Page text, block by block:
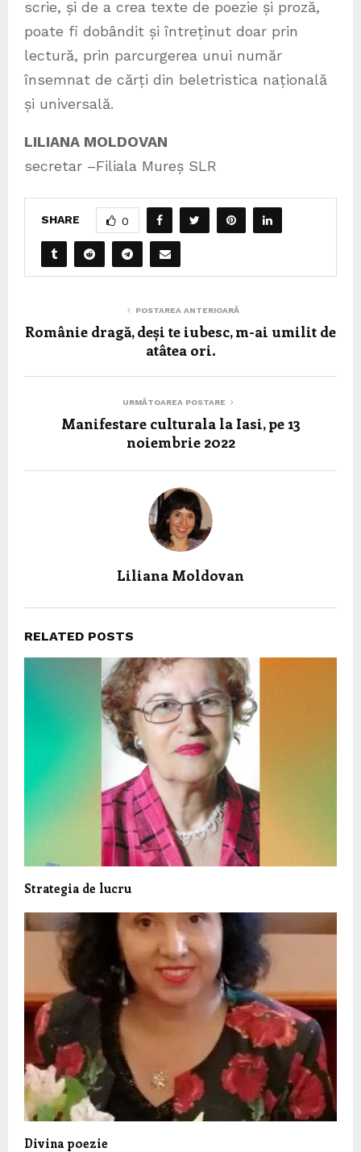
scrie, și de a crea texte de poezie și proză,
poate fi dobândit și întreținut doar prin
lectură, prin parcurgerea unui număr
însemnat de cărți din beletristica națională
și universală.
LILIANA MOLDOVAN
secretar –Filiala Mureș SLR
SHARE 0
POSTAREA ANTERIOARĂ
Românie dragă, deși te iubesc, m-ai umilit de
atâtea ori.
URMĂTOAREA POSTARE
Manifestare culturala la Iasi, pe 13
noiembrie 2022
Liliana Moldovan
RELATED POSTS
Strategia de lucru
Divina poezie